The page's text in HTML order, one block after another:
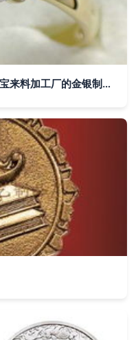
匠心传承 深圳金盛鑫宏智金银珠宝来料加工厂的金银制品工艺